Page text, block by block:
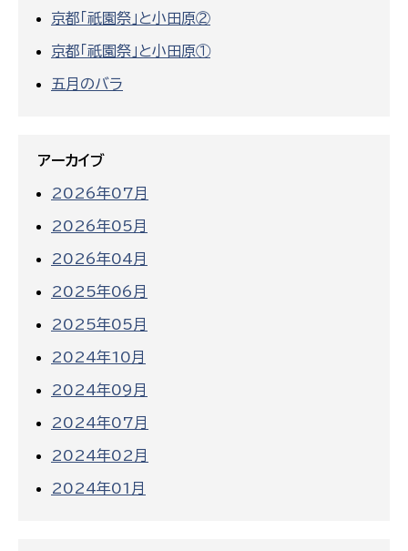
京都「祇園祭」と小田原②
京都「祇園祭」と小田原①
五月のバラ
アーカイブ
2026年07月
2026年05月
2026年04月
2025年06月
2025年05月
2024年10月
2024年09月
2024年07月
2024年02月
2024年01月